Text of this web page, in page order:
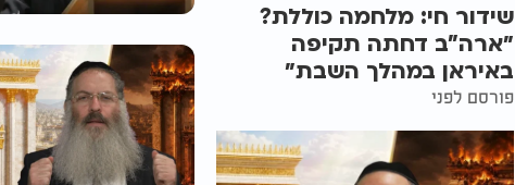
שידור חי: מלחמה כוללת?
״ארה"ב דחתה תקיפה
באיראן במהלך השבת״
פורסם לפני